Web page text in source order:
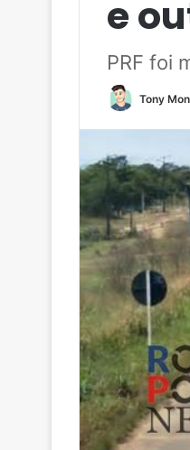
e
PRF foi
Tony